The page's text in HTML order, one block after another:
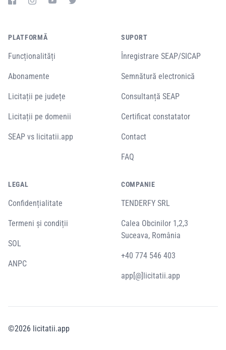
PLATFORMĂ
Funcționalități
Abonamente
Licitații pe județe
Licitații pe domenii
SEAP vs licitatii.app
SUPORT
Înregistrare SEAP/SICAP
Semnătură electronică
Consultanță SEAP
Certificat constatator
Contact
FAQ
LEGAL
Confidențialitate
Termeni și condiții
SOL
ANPC
COMPANIE
TENDERFY SRL
Calea Obcinilor 1,2,3
Suceava, România
+40 774 546 403
app[@]licitatii.app
©2026 licitatii.app